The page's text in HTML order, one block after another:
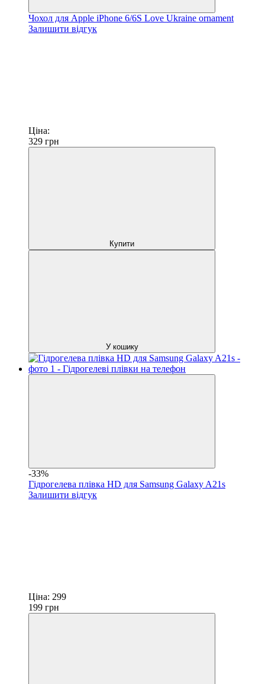
Чохол для Apple iPhone 6/6S Love Ukraine ornament
Залишити відгук
Ціна:
329 грн
Купити
У кошику
-33%
Гідрогелева плівка HD для Samsung Galaxy A21s
Залишити відгук
Ціна: 299
199 грн